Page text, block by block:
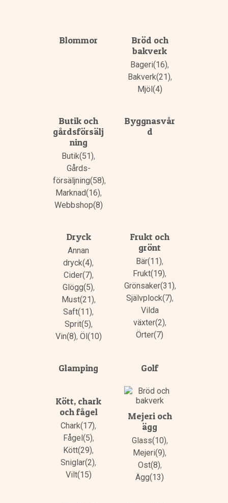
Blommor
Bröd och
bakverk
Bageri(16),
Bakverk(21),
Mjöl(4)
Butik och
gårdsförsälj
ning
Butik(51),
Gårds­
försäljning(58),
Marknad(16),
Webbshop(8)
Byggnasvår
d
Dryck
Annan
dryck(4),
Cider(7),
Glögg(5),
Must(21),
Saft(11),
Sprit(5),
Vin(8), Öl(10)
Frukt och
grönt
Bär(11),
Frukt(19),
Grönsaker(31),
Självplock(7),
Vilda
växter(2),
Örter(7)
Glamping Golf
Kött, chark
och fågel
Chark(17),
Fågel(5),
Kött(29),
Sniglar(2),
Vilt(15)
Mejeri och
ägg
Glass(10),
Mejeri(9),
Ost(8),
Ägg(13)